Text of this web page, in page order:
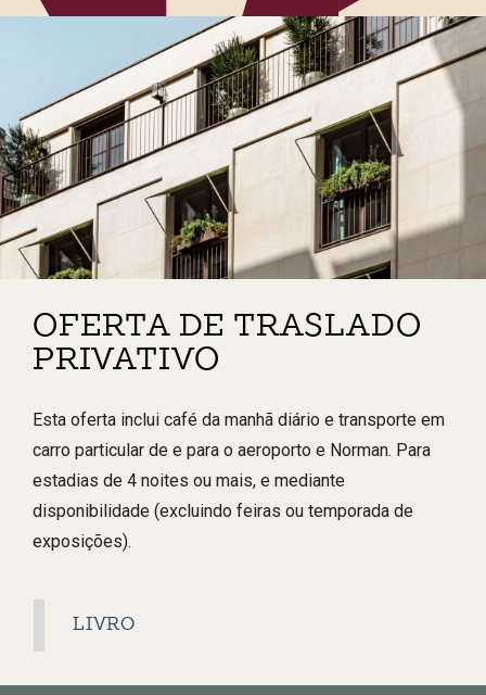
OFERTA DE TRASLADO
PRIVATIVO
Esta oferta inclui café da manhã diário e transporte em
carro particular de e para o aeroporto e Norman. Para
estadias de 4 noites ou mais, e mediante
disponibilidade (excluindo feiras ou temporada de
exposições).
LIVRO